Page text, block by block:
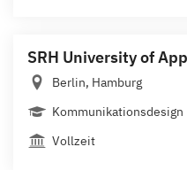
SRH University of
Berlin, Hamburg
Kommunikationsdesign
Vollzeit